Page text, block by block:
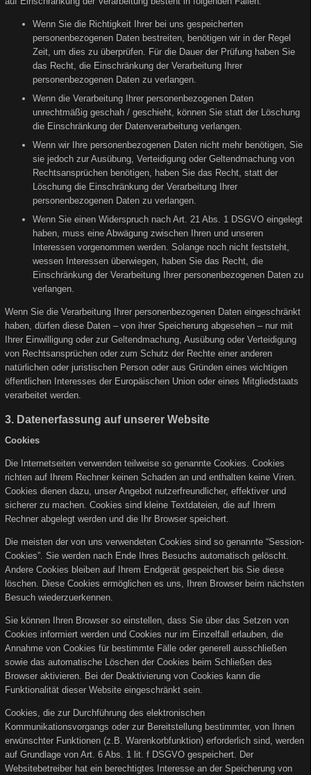
Wenn Sie die Richtigkeit Ihrer bei uns gespeicherten
personenbezogenen Daten bestreiten, benötigen wir in der Regel
Zeit, um dies zu überprüfen. Für die Dauer der Prüfung haben Sie
das Recht, die Einschränkung der Verarbeitung Ihrer
personenbezogenen Daten zu verlangen.
Wenn die Verarbeitung Ihrer personenbezogenen Daten
unrechtmäßig geschah / geschieht, können Sie statt der Löschung
die Einschränkung der Datenverarbeitung verlangen.
Wenn wir Ihre personenbezogenen Daten nicht mehr benötigen, Sie
sie jedoch zur Ausübung, Verteidigung oder Geltendmachung von
Rechtsansprüchen benötigen, haben Sie das Recht, statt der
Löschung die Einschränkung der Verarbeitung Ihrer
personenbezogenen Daten zu verlangen.
Wenn Sie einen Widerspruch nach Art. 21 Abs. 1 DSGVO eingelegt
haben, muss eine Abwägung zwischen Ihren und unseren
Interessen vorgenommen werden. Solange noch nicht feststeht,
wessen Interessen überwiegen, haben Sie das Recht, die
Einschränkung der Verarbeitung Ihrer personenbezogenen Daten zu
verlangen.
Wenn Sie die Verarbeitung Ihrer personenbezogenen Daten eingeschränkt
haben, dürfen diese Daten – von ihrer Speicherung abgesehen – nur mit
Ihrer Einwilligung oder zur Geltendmachung, Ausübung oder Verteidigung
von Rechtsansprüchen oder zum Schutz der Rechte einer anderen
natürlichen oder juristischen Person oder aus Gründen eines wichtigen
öffentlichen Interesses der Europäischen Union oder eines Mitgliedstaats
verarbeitet werden.
3. Datenerfassung auf unserer Website
Cookies
Die Internetseiten verwenden teilweise so genannte Cookies. Cookies
richten auf Ihrem Rechner keinen Schaden an und enthalten keine Viren.
Cookies dienen dazu, unser Angebot nutzerfreundlicher, effektiver und
sicherer zu machen. Cookies sind kleine Textdateien, die auf Ihrem
Rechner abgelegt werden und die Ihr Browser speichert.
Die meisten der von uns verwendeten Cookies sind so genannte “Session-
Cookies”. Sie werden nach Ende Ihres Besuchs automatisch gelöscht.
Andere Cookies bleiben auf Ihrem Endgerät gespeichert bis Sie diese
löschen. Diese Cookies ermöglichen es uns, Ihren Browser beim nächsten
Besuch wiederzuerkennen.
Sie können Ihren Browser so einstellen, dass Sie über das Setzen von
Cookies informiert werden und Cookies nur im Einzelfall erlauben, die
Annahme von Cookies für bestimmte Fälle oder generell ausschließen
sowie das automatische Löschen der Cookies beim Schließen des
Browser aktivieren. Bei der Deaktivierung von Cookies kann die
Funktionalität dieser Website eingeschränkt sein.
Cookies, die zur Durchführung des elektronischen
Kommunikationsvorgangs oder zur Bereitstellung bestimmter, von Ihnen
erwünschter Funktionen (z.B. Warenkorbfunktion) erforderlich sind, werden
auf Grundlage von Art. 6 Abs. 1 lit. f DSGVO gespeichert. Der
Websitebetreiber hat ein berechtigtes Interesse an der Speicherung von